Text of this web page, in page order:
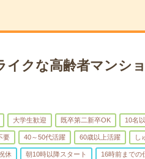
イクな高齢者マンシ
大学生歓迎 既卒第二新卒OK 10名
要 40～50代活躍 60歳以上活躍 し
休 朝10時以降スタート 16時前までの